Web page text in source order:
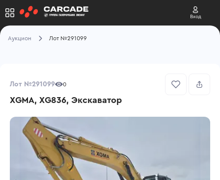
Вход
Аукцион Лот №291099
Лот №291099 0
XGMA, XG836, Экскаватор